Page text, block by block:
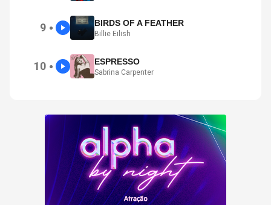
9 ● BIRDS OF A FEATHER
Billie Eilish
10 ● ESPRESSO
Sabrina Carpenter